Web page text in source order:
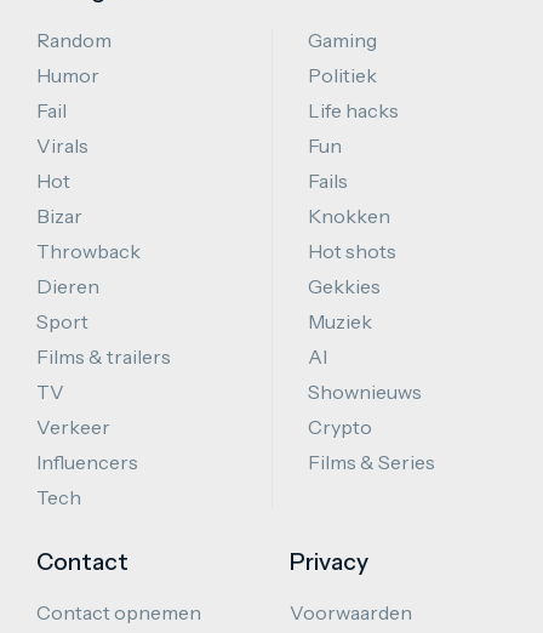
Random
Humor
Fail
Virals
Hot
Bizar
Throwback
Dieren
Sport
Films & trailers
TV
Verkeer
Influencers
Tech
Gaming
Politiek
Life hacks
Fun
Fails
Knokken
Hot shots
Gekkies
Muziek
AI
Shownieuws
Crypto
Films & Series
Contact
Contact opnemen
Privacy
Voorwaarden